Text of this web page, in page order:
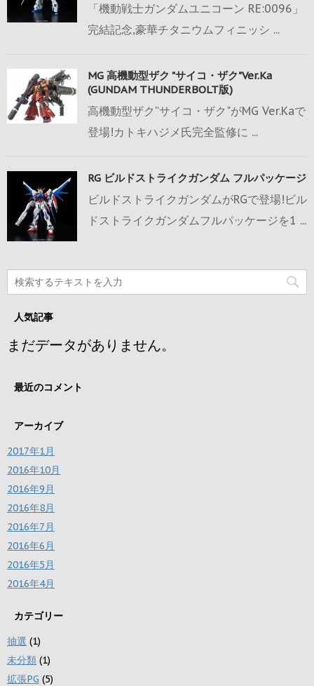
「機動戦士ガンダムユニコーン RE:0096」
完結記念,豪華チタニウムフィニッシ ...
MG 高機動型ザク "サイコ・ザク"Ver.Ka
(GUNDAM THUNDERBOLT版)
高機動型ザク“サイコ・ザク"がMG Ver.Kaで
登場!カトキハジメ氏完全監修に ...
RG ビルドストライクガンダム フルパッケージ
ビルドストライクガンダムがRGで登場!ビル
ドストライクガンダムフルパッケージを1 ...
人気記事
まだデータがありません。
最近のコメント
アーカイブ
2017年1月
2016年10月
2016年9月
2016年8月
2016年7月
2016年6月
2016年5月
2016年4月
カテゴリー
抽選 (1)
未分類 (1)
拡張PG (5)